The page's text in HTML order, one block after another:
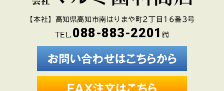
【本社】高知県高知市南はりまや町2丁目16番3号
TEL. 088-883-2201 ㈹